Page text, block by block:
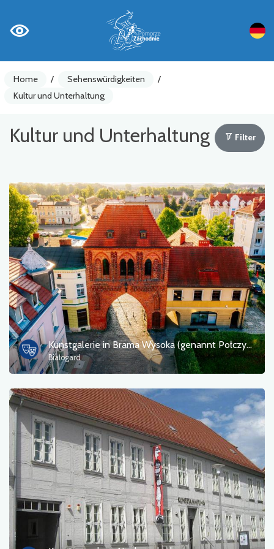
Home / Sehenswürdigkeiten
/
Kultur und Unterhaltung
Kultur und Unterhaltung Filter
Kunstgalerie in Brama Wysoka (genannt Połczyńska) CKISE * Zentrum für Kultur und europäische Begegnungen in Białogard
Białogard
Fahrradzähler
Achtung
Sehenswürdigkeiten
Gastronomie
Touristeninformation
Badebereiche
Kultur und Unterhaltung
Rastplatz
Militär
Museum
Unterkunft
Campingplätze
Denkmäler, Skulpturen, Wandmalereien